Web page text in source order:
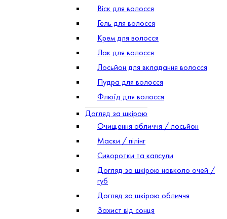
Віск для волосся
Гель для волосся
Крем для волосся
Лак для волосся
Лосьйон для вкладання волосся
Пудра для волосся
Флюїд для волосся
Догляд за шкірою
Очищення обличчя / лосьйон
Маски / пілінг
Сиворотки та капсули
Догляд за шкірою навколо очей /
губ
Догляд за шкірою обличчя
Захист від сонця